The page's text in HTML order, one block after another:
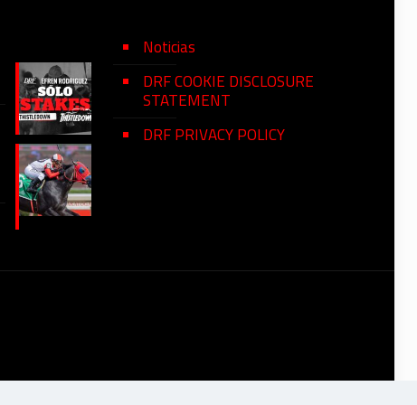
Noticias
DRF COOKIE DISCLOSURE
STATEMENT
DRF PRIVACY POLICY